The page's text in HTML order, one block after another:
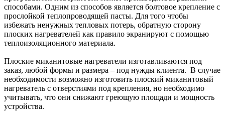
способами. Одним из способов является болтовое крепление с
прослойкой теплопроводящей пасты. Для того чтобы
избежать ненужных тепловых потерь, обратную сторону
плоских нагревателей как правило экранируют с помощью
теплоизоляционного материала.
Плоские миканитовые нагреватели изготавливаются под
заказ, любой формы и размера – под нужды клиента. В случае
необходимости возможно изготовить плоский миканитовый
нагреватель с отверстиями под крепления, но необходимо
учитывать, что они снижают греющую площади и мощность
устройства.